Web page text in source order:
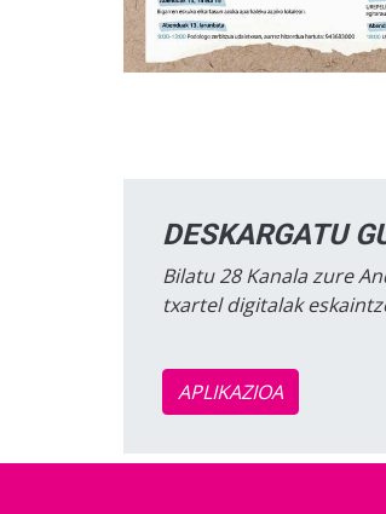
DESKARGATU
Bilatu 28 Kanala zure
txartel digitalak
APLIKAZIOA